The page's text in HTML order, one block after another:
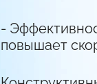
-
повышает